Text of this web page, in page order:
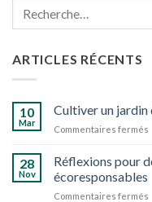
ARTICLES RÉCENTS
10
Mar
Cultiver un jardin
Commentaires fermés
28
Nov
Réflexions pour
écoresponsables
Commentaires fermés